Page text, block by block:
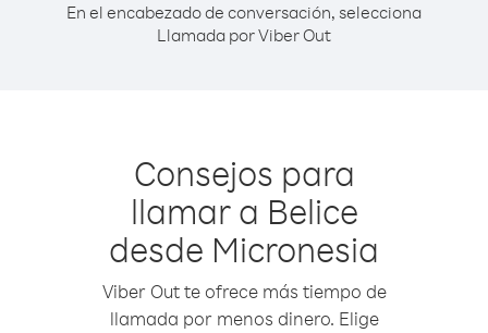
En el encabezado de conversación, selecciona
Llamada por Viber Out
Consejos para
llamar a Belice
desde Micronesia
Viber Out te ofrece más tiempo de
llamada por menos dinero. Elige